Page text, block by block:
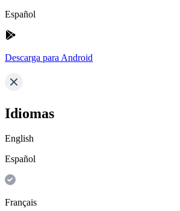
Español
Descarga para Android
Idiomas
English
Español
Français